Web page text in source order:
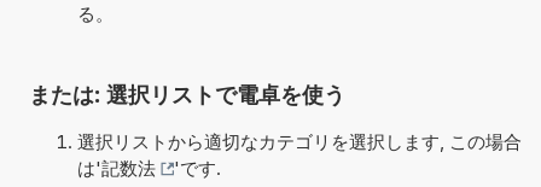
る。
または: 選択リストで電卓を使う
選択リストから適切なカテゴリを選択します, この場合
は'記数法
'です.